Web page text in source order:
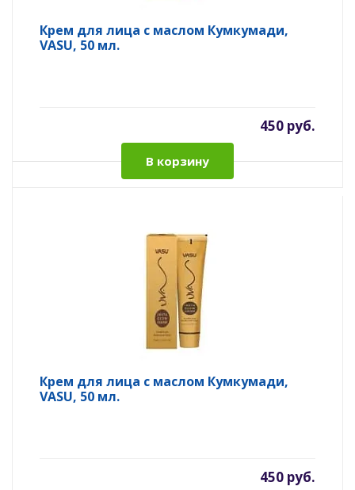
Крем для лица с маслом Кумкумади,
VASU, 50 мл.
450 руб.
В корзину
Крем для лица с маслом Кумкумади,
VASU, 50 мл.
450 руб.